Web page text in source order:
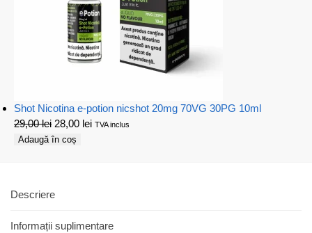
Shot Nicotina e-potion nicshot 20mg 70VG 30PG 10ml
29,00lei 28,00 lei TVA inclus
Adaugă în coș
Descriere
Informații suplimentare